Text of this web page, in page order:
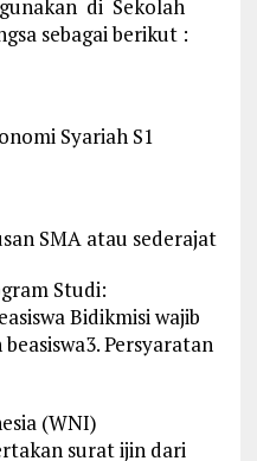
di Sekolah
sebagai berikut :
Syariah S1
SMA atau sederajat
Studi:
Bidikmisi wajib
Persyaratan
(WNI)
surat ijin dari